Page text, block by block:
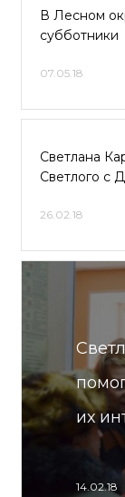
В Лесном
субботники
07.05.18
Светлана
Светлого с
26.02.18
их
14.02.18